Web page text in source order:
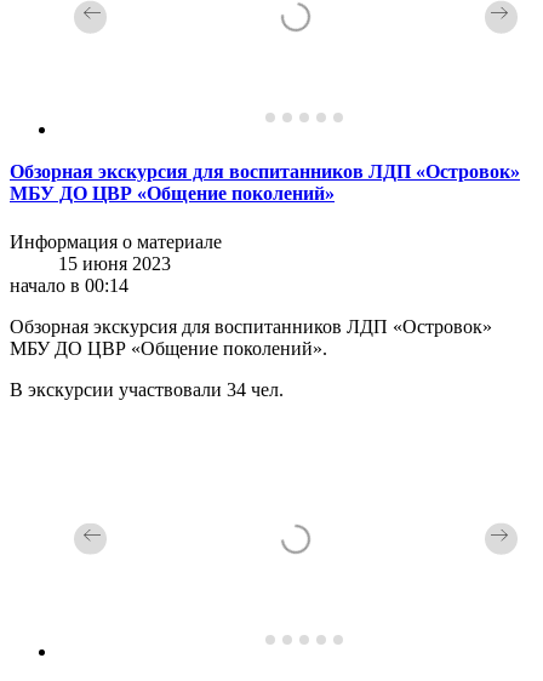
Обзорная экскурсия для воспитанников ЛДП «Островок»
МБУ ДО ЦВР «Общение поколений»
Информация о материале
15 июня 2023
начало в 00:14
Обзорная экскурсия для воспитанников ЛДП «Островок»
МБУ ДО ЦВР «Общение поколений».
В экскурсии участвовали 34 чел.